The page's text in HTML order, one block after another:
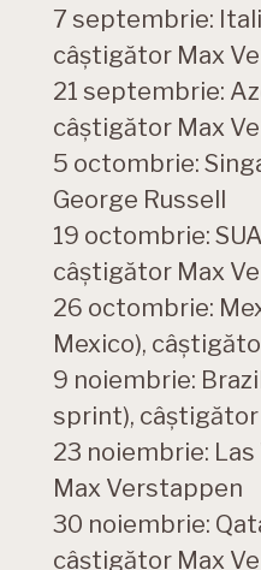
7 septembrie:
câștigător Max
21 septembrie:
câștigător Max
5 octombrie:
George Russell
19 octombrie:
câștigător Max
26 octombrie:
Mexico),
9 noiembrie:
sprint),
23 noiembrie:
Max Verstappen
30 noiembrie:
câștigător Max